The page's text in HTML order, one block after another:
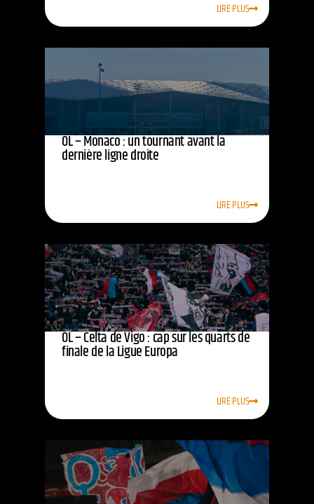
LIRE PLUS
OL – Monaco : un tournant avant la
dernière ligne droite
LIRE PLUS
OL – Celta de Vigo : cap sur les quarts de
finale de la Ligue Europa
LIRE PLUS